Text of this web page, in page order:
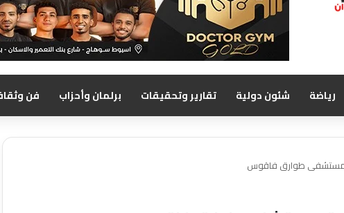
رياضة شئون دولية تقارير وتحقيقات برلمان وأحزاب فن
بمستشفى طوارق فاقوس